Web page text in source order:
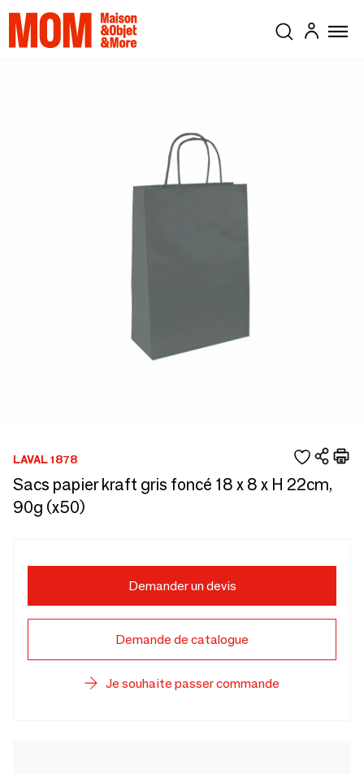
LAVAL 1878
Sacs papier kraft gris foncé 18 x 8 x H 22cm,
90g (x50)
Demander un devis
Demande de catalogue
Je souhaite passer commande